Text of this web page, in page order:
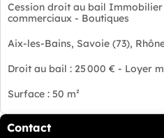
Cession droit au bail
commerciaux - Boutiques
Aix-les-Bains, Savoie (73),
Droit au bail : 25 000 € - Loyer
Surface : 50 m²
Contact